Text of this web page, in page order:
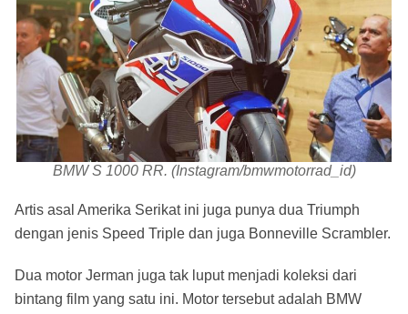
BMW S 1000 RR. (Instagram/bmwmotorrad_id)
Artis asal Amerika Serikat ini juga punya dua Triumph
dengan jenis Speed Triple dan juga Bonneville Scrambler.
Dua motor Jerman juga tak luput menjadi koleksi dari
bintang film yang satu ini. Motor tersebut adalah BMW